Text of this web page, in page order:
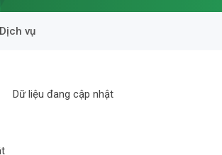
Dịch vụ
Dữ liệu đang cập nhật